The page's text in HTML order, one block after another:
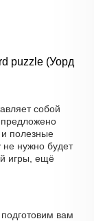
puzzle (Уорд
собой
предложено
и полезные
нужно будет
игры, ещё
вам